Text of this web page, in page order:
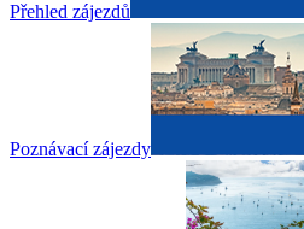
Přehled zájezdů
Poznávací zájezdy